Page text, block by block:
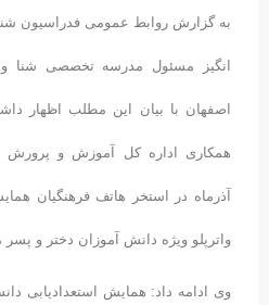
به گزارش روابط عمومی فدراسیون
انگیز مسئول مدرسه تخصصی شنا و
اصفهان با بیان این مطلب اظهار
آذرماه در استخر هاتف فرهنگیان
واترپلو ویژه دانش آموزان دختر و پسر